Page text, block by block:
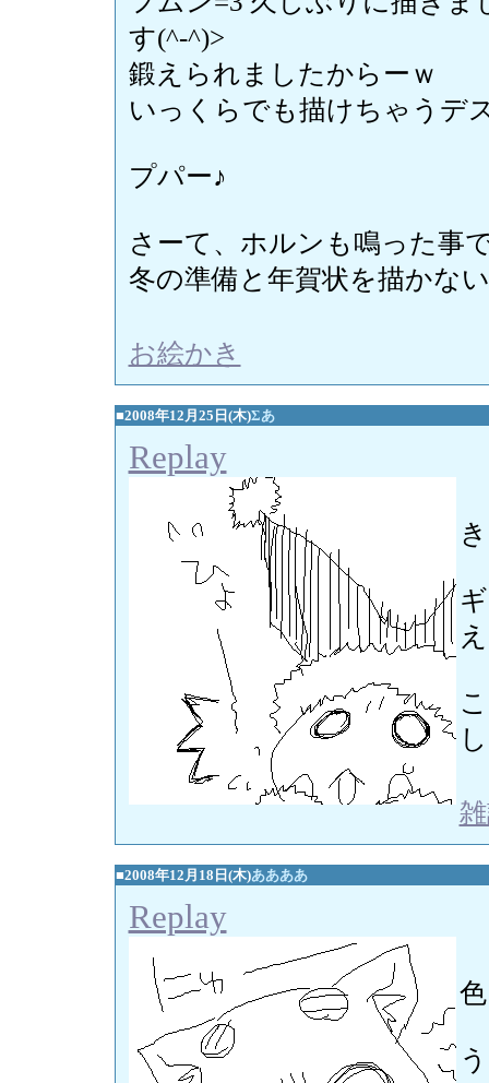
す(^-^)>
鍛えられましたからーｗ
いっくらでも描けちゃうデ
プパー♪
さーて、ホルンも鳴った事
冬の準備と年賀状を描か
お絵かき
■2008年12月25日(木)Σあ
Replay
■2008年12月18日(木)ああああ
Replay